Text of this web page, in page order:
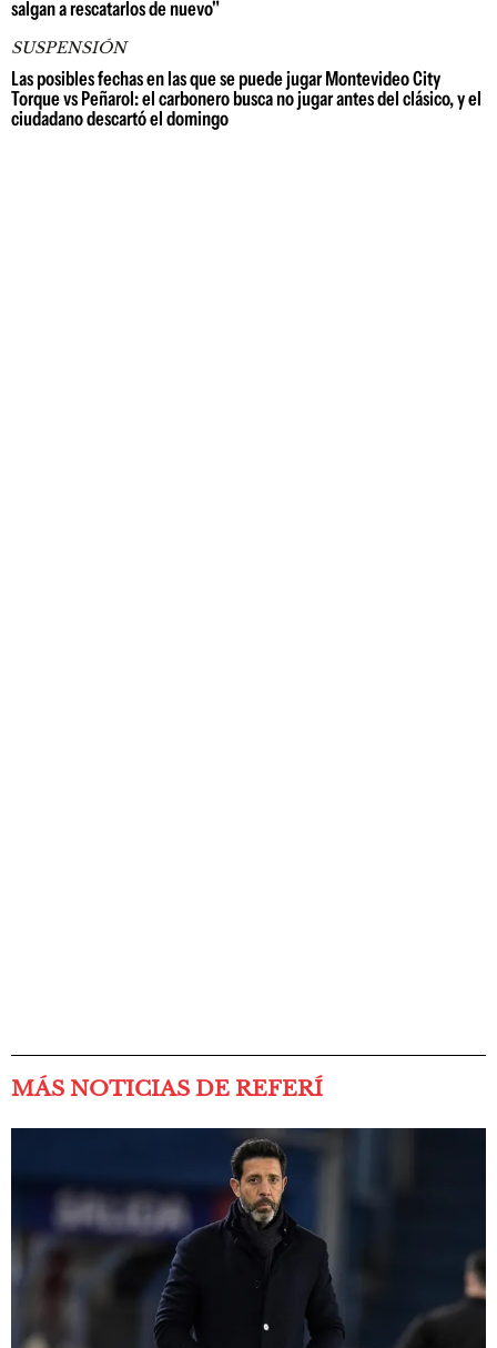
salgan a rescatarlos de nuevo"
SUSPENSIÓN
Las posibles fechas en las que se puede jugar Montevideo City
Torque vs Peñarol: el carbonero busca no jugar antes del clásico, y el
ciudadano descartó el domingo
MÁS NOTICIAS DE REFERÍ